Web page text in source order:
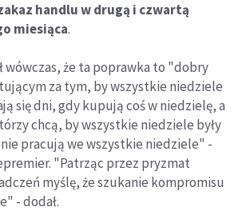
handlu w drugą i czwartą
miesiąca.
wówczas, że ta poprawka to "dobry
za tym, by wszystkie niedziele
się dni, gdy kupują coś w niedzielę, a
chcą, by wszystkie niedziele były
pracują we wszystkie niedziele" -
"Patrząc przez pryzmat
myślę, że szukanie kompromisu
- dodał.